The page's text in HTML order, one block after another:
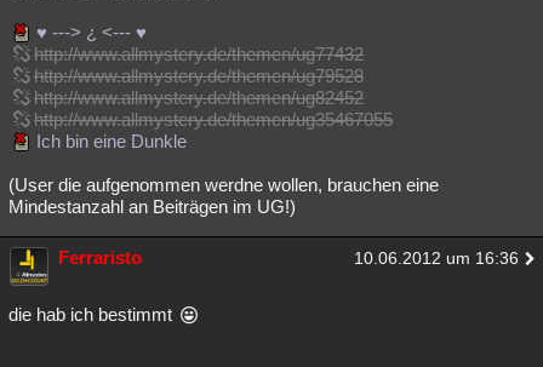
Lesenswert Schlüsselwörter
♥ ---> ¿ <--- ♥
http://www.allmystery.de/themen/ug77432
http://www.allmystery.de/themen/ug79528
http://www.allmystery.de/themen/ug82452
http://www.allmystery.de/themen/ug35467055
Ich bin eine Dunkle
(User die aufgenommen werdne wollen, brauchen eine
Mindestanzahl an Beiträgen im UG!)
Ferraristo 10.06.2012 um 16:36
die hab ich bestimmt